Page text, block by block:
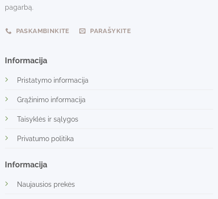
pagarbą.
PASKAMBINKITE PARAŠYKITE
Informacija
Pristatymo informacija
Grąžinimo informacija
Taisyklės ir sąlygos
Privatumo politika
Informacija
Naujausios prekės